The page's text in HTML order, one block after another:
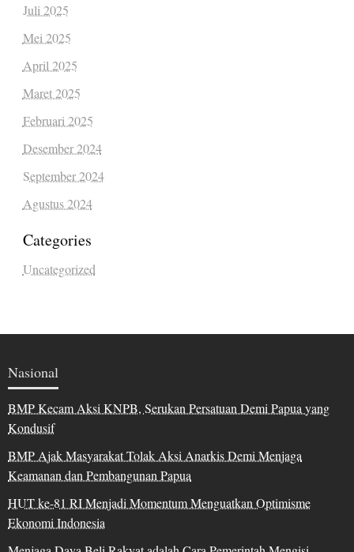
Juli 2025
Mei 2025
April 2025
Maret 2025
Februari 2025
Desember 2024
September 2024
Agustus 2024
Categories
Uncategorized
Nasional
BMP Kecam Aksi KNPB, Serukan Persatuan Demi Papua yang
Kondusif
BMP Ajak Masyarakat Tolak Aksi Anarkis Demi Menjaga
Keamanan dan Pembangunan Papua
HUT ke-81 RI Menjadi Momentum Menguatkan Optimisme
Ekonomi Indonesia